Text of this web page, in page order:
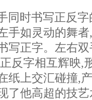
同时书写正反
手如灵动的舞
写正字。左右
反字相互辉映,
纸上交汇碰撞,
了他高超的技